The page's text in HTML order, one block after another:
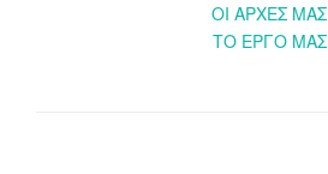
OI ΑΡΧΕΣ ΜΑΣ
ΤΟ ΕΡΓΟ ΜΑΣ